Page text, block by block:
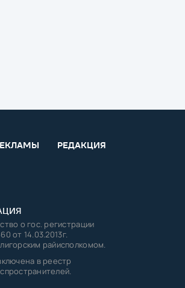
РЕДАКЦИЯ
о гос. регистрации
от 14.03.2013г.
райисполкомом.
в реестр